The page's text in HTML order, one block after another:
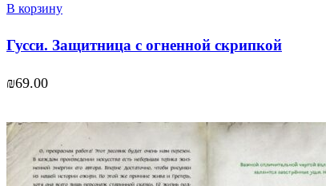
В корзину
Гусси. Защитница с огненной скрипкой
₪69.00